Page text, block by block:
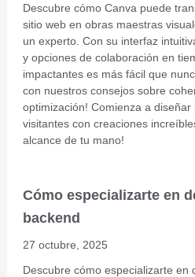
Descubre cómo Canva puede
sitio web en obras maestras
un experto. Con su interfaz
y opciones de colaboración en
impactantes es más fácil que
con nuestros consejos sobre
optimización! Comienza a
visitantes con creaciones
alcance de tu mano!
Cómo especializarte en
backend
27 octubre, 2025
Descubre cómo especializarte en